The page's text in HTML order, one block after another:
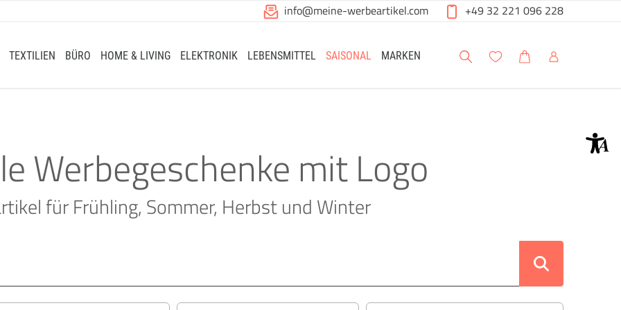
info@meine-werbeartikel.com +49 32 221 096 228
TEXTILIEN BÜRO HOME & LIVING ELEKTRONIK LEBENSMITTEL SAISONAL MARKEN Suche Meine Wunschliste
WarenkorbMein Account
Werbegeschenke mit Logo
für Frühling, Sommer, Herbst und Winter